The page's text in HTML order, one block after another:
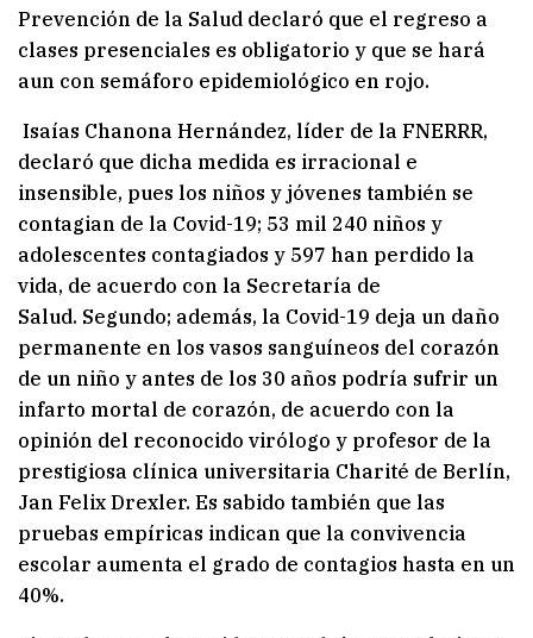
Prevención de la Salud declaró que el regreso a
clases presenciales es obligatorio y que se hará
aun con semáforo epidemiológico en rojo.
Isaías Chanona Hernández, líder de la FNERRR,
declaró que dicha medida es irracional e
insensible, pues los niños y jóvenes también se
contagian de la Covid-19; 53 mil 240 niños y
adolescentes contagiados y 597 han perdido la
vida, de acuerdo con la Secretaría de
Salud. Segundo; además, la Covid-19 deja un daño
permanente en los vasos sanguíneos del corazón
de un niño y antes de los 30 años podría sufrir un
infarto mortal de corazón, de acuerdo con la
opinión del reconocido virólogo y profesor de la
prestigiosa clínica universitaria Charité de Berlín,
Jan Felix Drexler. Es sabido también que las
pruebas empíricas indican que la convivencia
escolar aumenta el grado de contagios hasta en un
40%.